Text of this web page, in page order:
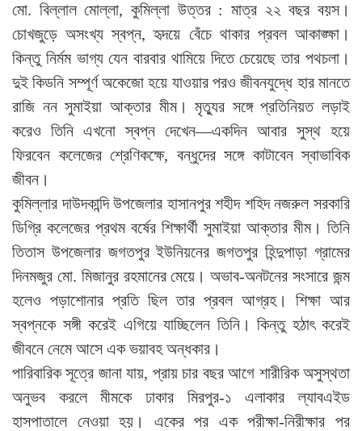
মো. বিল্লাল মোল্লা, কুমিল্লা উত্তর : মাত্র ২২ বছর বয়স।
চোখজুড়ে অসংখ্য স্বপ্ন, হৃদয়ে বেঁচে থাকার প্রবল আকাঙ্ক্ষা।
কিন্তু নির্মম ভাগ্য যেন বারবার থামিয়ে দিতে চেয়েছে তার পথচলা।
দুই কিডনি সম্পূর্ণ অকেজো হয়ে যাওয়ার পরও জীবনযুদ্ধে হার মানতে
রাজি নন সুমাইয়া আক্তার মীম। মৃত্যুর সঙ্গে প্রতিনিয়ত লড়াই
করেও তিনি এখনো স্বপ্ন দেখেন—একদিন আবার সুস্থ হয়ে
ফিরবেন কলেজের শ্রেণিকক্ষে, বন্ধুদের সঙ্গে কাটাবেন স্বাভাবিক
জীবন।
কুমিল্লার দাউদকান্দি উপজেলার হাসানপুর শহীদ শহিদ নজরুল সরকারি
ডিগ্রি কলেজের প্রথম বর্ষের শিক্ষার্থী সুমাইয়া আক্তার মীম। তিনি
তিতাস উপজেলার জগতপুর ইউনিয়নের জগতপুর হিন্দুপাড়া গ্রামের
দিনমজুর মো. মিজানুর রহমানের মেয়ে। অভাব-অনটনের সংসারে জন্ম
হলেও পড়াশোনার প্রতি ছিল তার প্রবল আগ্রহ। শিক্ষা আর
স্বপ্নকে সঙ্গী করেই এগিয়ে যাচ্ছিলেন তিনি। কিন্তু হঠাৎ করেই
জীবনে নেমে আসে এক ভয়াবহ অন্ধকার।
পারিবারিক সূত্রে জানা যায়, প্রায় চার বছর আগে শারীরিক অসুস্থতা
অনুভব করলে মীমকে ঢাকার মিরপুর-১ এলাকার ল্যাবএইড
হাসপাতালে নেওয়া হয়। একের পর এক পরীক্ষা-নিরীক্ষার পর